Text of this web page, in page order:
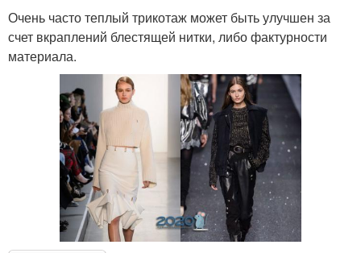
Очень часто теплый трикотаж может быть улучшен за
счет вкраплений блестящей нитки, либо фактурности
материала.